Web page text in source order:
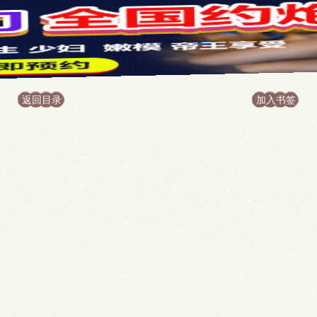
返回目录 加入书签